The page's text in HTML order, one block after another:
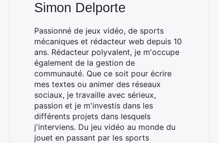
Simon Delporte
Passionné de jeux vidéo, de sports
mécaniques et rédacteur web depuis 10
ans. Rédacteur polyvalent, je m'occupe
également de la gestion de
communauté. Que ce soit pour écrire
mes textes ou animer des réseaux
sociaux, je travaille avec sérieux,
passion et je m'investis dans les
différents projets dans lesquels
j'interviens. Du jeu vidéo au monde du
jouet en passant par les sports
Rechercher
: